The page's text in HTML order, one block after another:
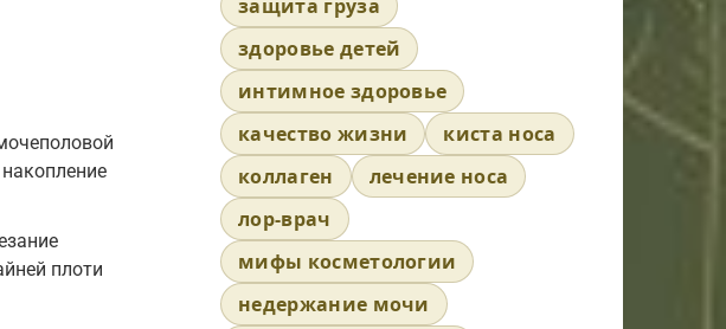
плоти
защита груза
здоровье детей
интимное здоровье
качество жизни
киста носа
коллаген
лечение носа
лор-врач
мифы косметологии
недержание мочи